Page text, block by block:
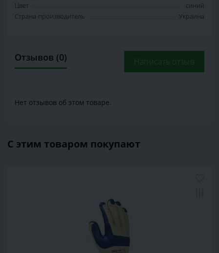
Цвет
синий
Страна-производитель
Украина
Отзывов (0) Написать отзыв
Нет отзывов об этом товаре.
С этим товаром покупают